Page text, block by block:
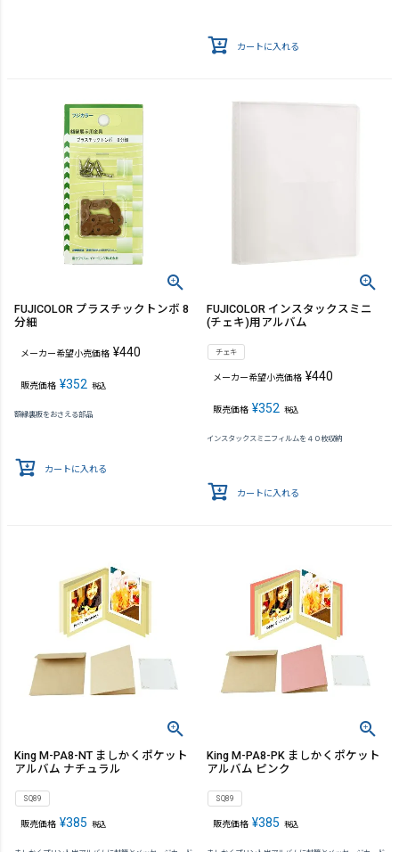
カートに入れる
FUJICOLOR プラスチックトンボ 8
分細
メーカー希望小売価格 ¥440
販売価格 ¥352 税込
額縁裏板をおさえる部品
カートに入れる
FUJICOLOR インスタックスミニ
(チェキ)用アルバム
チェキ
メーカー希望小売価格 ¥440
販売価格 ¥352 税込
インスタックスミニフィルムを４０枚収納
カートに入れる
King M-PA8-NT ましかくポケット
アルバム ナチュラル
SQ89
販売価格 ¥385 税込
King M-PA8-PK ましかくポケット
アルバム ピンク
SQ89
販売価格 ¥385 税込